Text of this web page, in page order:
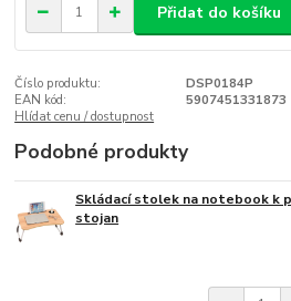
Přidat do košíku
Číslo produktu:
DSP0184P
EAN kód:
5907451331873
Hlídat cenu / dostupnost
Podobné produkty
Skládací stolek na notebook k
stojan